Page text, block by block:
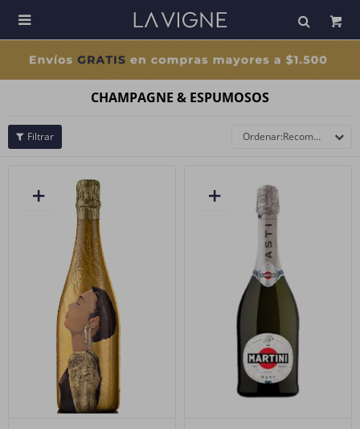

CHAMPAGNE & ESPUMOSOS
Recomendados